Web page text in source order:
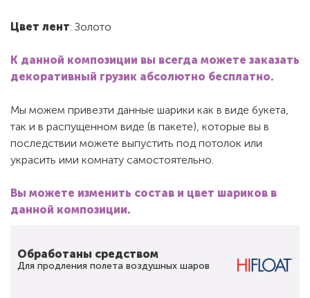
Цвет лент: Золото
К данной композиции вы всегда можете заказать
декоративный грузик абсолютно бесплатно.
Мы можем привезти данные шарики как в виде букета,
так и в распущенном виде (в пакете), которые вы в
последствии можете выпустить под потолок или
украсить ими комнату самостоятельно.
Вы можете изменить состав и цвет шариков в
данной композиции.
Обработаны средством
Для продления полета воздушных шаров